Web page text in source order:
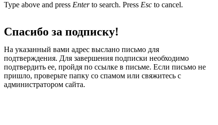
Type above and press Enterto search. Press Esc to cancel.
Спасибо за подписку!
На указанный вами адрес выслано письмо для
подтверждения. Для завершения подписки необходимо
подтвердить ее, пройдя по ссылке в письме. Если письмо не
пришло, проверьте папку со спамом или свяжитесь с
администратором сайта.